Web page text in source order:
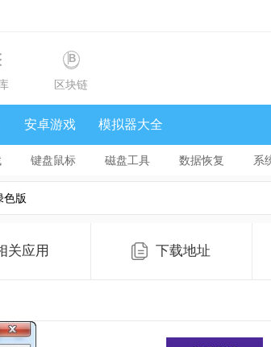
区块链
安卓游戏 模拟器大全
键盘鼠标 磁盘工具 数据恢复 系
色版
关应用 下载地址